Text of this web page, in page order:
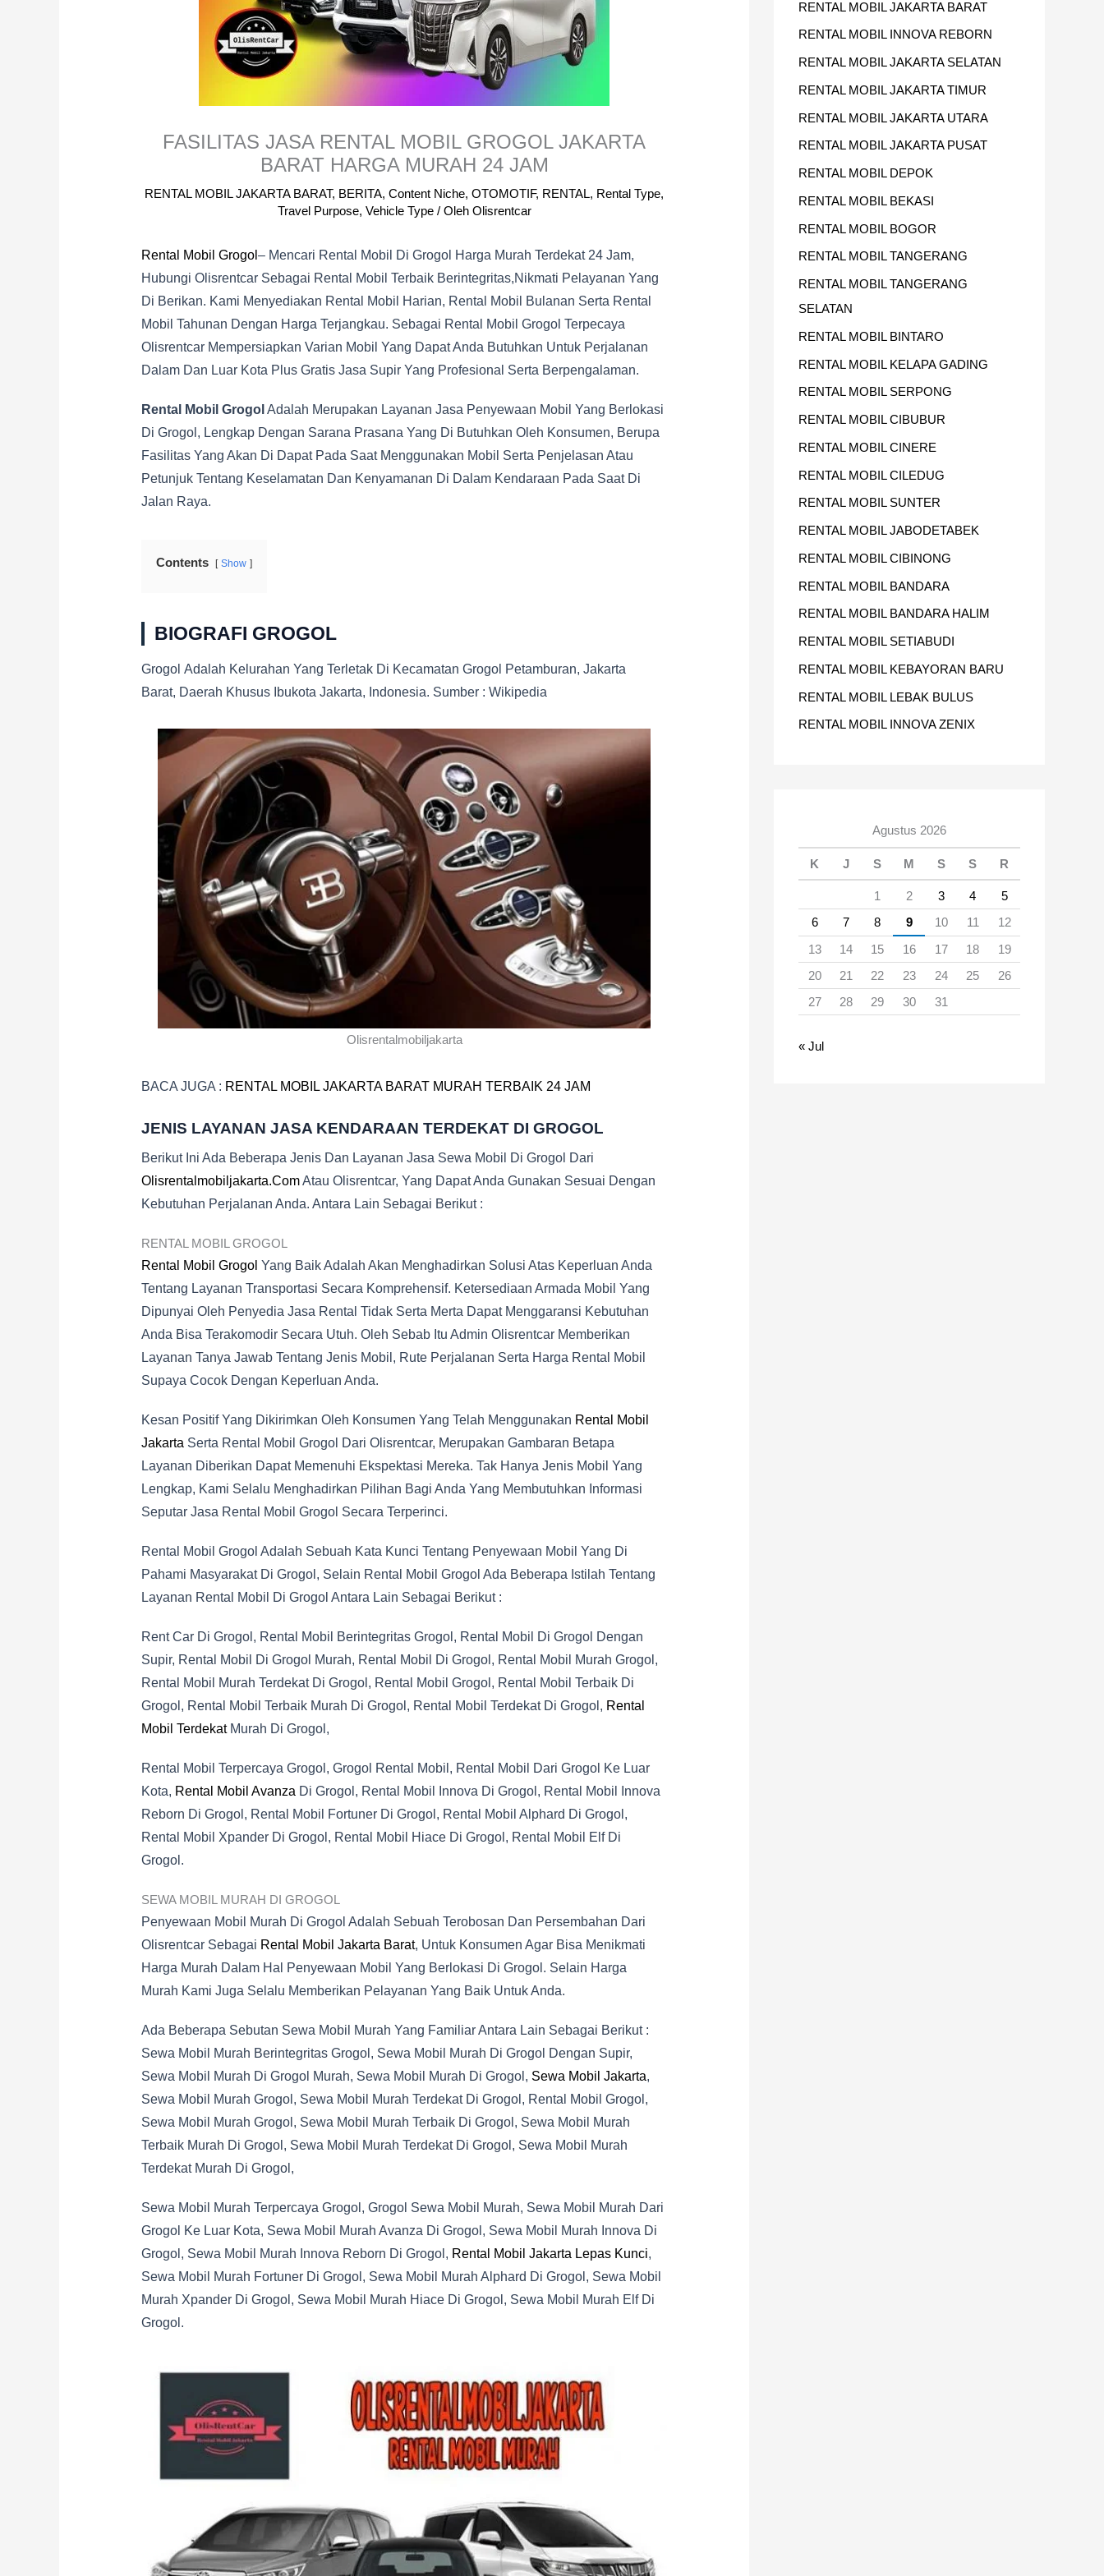
FASILITAS JASA RENTAL MOBIL GROGOL JAKARTA
BARAT HARGA MURAH 24 JAM
RENTAL MOBIL JAKARTA BARAT, BERITA, Content Niche, OTOMOTIF, RENTAL, Rental Type,
Travel Purpose, Vehicle Type/ Oleh Olisrentcar
Rental Mobil Grogol– Mencari Rental Mobil Di Grogol Harga Murah Terdekat 24 Jam,
Hubungi Olisrentcar Sebagai Rental Mobil Terbaik Berintegritas,nikmati Pelayanan Yang
Di Berikan. Kami Menyediakan Rental Mobil Harian, Rental Mobil Bulanan Serta Rental
Mobil Tahunan Dengan Harga Terjangkau. Sebagai Rental Mobil Grogol Terpecaya
Olisrentcar Mempersiapkan Varian Mobil Yang Dapat Anda Butuhkan Untuk Perjalanan
Dalam Dan Luar Kota Plus Gratis Jasa Supir Yang Profesional Serta Berpengalaman.
Rental Mobil Grogol Adalah Merupakan Layanan Jasa Penyewaan Mobil Yang Berlokasi
Di Grogol, Lengkap Dengan Sarana Prasana Yang Di Butuhkan Oleh Konsumen, Berupa
Fasilitas Yang Akan Di Dapat Pada Saat Menggunakan Mobil Serta Penjelasan Atau
Petunjuk Tentang Keselamatan Dan Kenyamanan Di Dalam Kendaraan Pada Saat Di
Jalan Raya.
Contents Show
BIOGRAFI GROGOL
Grogol Adalah Kelurahan Yang Terletak Di Kecamatan Grogol Petamburan, Jakarta
Barat, Daerah Khusus Ibukota Jakarta, Indonesia. Sumber : Wikipedia
Olisrentalmobiljakarta
BACA JUGA : RENTAL MOBIL JAKARTA BARAT MURAH TERBAIK 24 JAM
JENIS LAYANAN JASA KENDARAAN TERDEKAT DI GROGOL
Berikut Ini Ada Beberapa Jenis Dan Layanan Jasa Sewa Mobil Di Grogol Dari
Olisrentalmobiljakarta.comAtau Olisrentcar, Yang Dapat Anda Gunakan Sesuai Dengan
Kebutuhan Perjalanan Anda. Antara Lain Sebagai Berikut :
RENTAL MOBIL GROGOL
Rental Mobil Grogol Yang Baik Adalah Akan Menghadirkan Solusi Atas Keperluan Anda
Tentang Layanan Transportasi Secara Komprehensif. Ketersediaan Armada Mobil Yang
Dipunyai Oleh Penyedia Jasa Rental Tidak Serta Merta Dapat Menggaransi Kebutuhan
Anda Bisa Terakomodir Secara Utuh. Oleh Sebab Itu Admin Olisrentcar Memberikan
Layanan Tanya Jawab Tentang Jenis Mobil, Rute Perjalanan Serta Harga Rental Mobil
Supaya Cocok Dengan Keperluan Anda.
Kesan Positif Yang Dikirimkan Oleh Konsumen Yang Telah Menggunakan Rental Mobil
Jakarta Serta Rental Mobil Grogol Dari Olisrentcar, Merupakan Gambaran Betapa
Layanan Diberikan Dapat Memenuhi Ekspektasi Mereka. Tak Hanya Jenis Mobil Yang
Lengkap, Kami Selalu Menghadirkan Pilihan Bagi Anda Yang Membutuhkan Informasi
Seputar Jasa Rental Mobil Grogol Secara Terperinci.
Rental Mobil Grogol Adalah Sebuah Kata Kunci Tentang Penyewaan Mobil Yang Di
Pahami Masyarakat Di Grogol, Selain Rental Mobil Grogol Ada Beberapa Istilah Tentang
Layanan Rental Mobil Di Grogol Antara Lain Sebagai Berikut :
Rent Car Di Grogol, Rental Mobil Berintegritas Grogol, Rental Mobil Di Grogol Dengan
Supir, Rental Mobil Di Grogol Murah, Rental Mobil Di Grogol, Rental Mobil Murah Grogol,
Rental Mobil Murah Terdekat Di Grogol, Rental Mobil Grogol, Rental Mobil Terbaik Di
Grogol, Rental Mobil Terbaik Murah Di Grogol, Rental Mobil Terdekat Di Grogol, Rental
Mobil TerdekatMurah Di Grogol,
Rental Mobil Terpercaya Grogol, Grogol Rental Mobil, Rental Mobil Dari Grogol Ke Luar
Kota, Rental Mobil Avanza Di Grogol, Rental Mobil Innova Di Grogol, Rental Mobil Innova
Reborn Di Grogol, Rental Mobil Fortuner Di Grogol, Rental Mobil Alphard Di Grogol,
Rental Mobil Xpander Di Grogol, Rental Mobil Hiace Di Grogol, Rental Mobil Elf Di
Grogol.
SEWA MOBIL MURAH DI GROGOL
Penyewaan Mobil Murah Di Grogol Adalah Sebuah Terobosan Dan Persembahan Dari
Olisrentcar Sebagai Rental Mobil Jakarta Barat, Untuk Konsumen Agar Bisa Menikmati
Harga Murah Dalam Hal Penyewaan Mobil Yang Berlokasi Di Grogol. Selain Harga
Murah Kami Juga Selalu Memberikan Pelayanan Yang Baik Untuk Anda.
Ada Beberapa Sebutan Sewa Mobil Murah Yang Familiar Antara Lain Sebagai Berikut :
Sewa Mobil Murah Berintegritas Grogol, Sewa Mobil Murah Di Grogol Dengan Supir,
Sewa Mobil Murah Di Grogol Murah, Sewa Mobil Murah Di Grogol, Sewa Mobil Jakarta,
Sewa Mobil Murah Grogol, Sewa Mobil Murah Terdekat Di Grogol, Rental Mobil Grogol,
Sewa Mobil Murah Grogol, Sewa Mobil Murah Terbaik Di Grogol, Sewa Mobil Murah
Terbaik Murah Di Grogol, Sewa Mobil Murah Terdekat Di Grogol, Sewa Mobil Murah
Terdekat Murah Di Grogol,
Sewa Mobil Murah Terpercaya Grogol, Grogol Sewa Mobil Murah, Sewa Mobil Murah Dari
Grogol Ke Luar Kota, Sewa Mobil Murah Avanza Di Grogol, Sewa Mobil Murah Innova Di
Grogol, Sewa Mobil Murah Innova Reborn Di Grogol, Rental Mobil Jakarta Lepas Kunci,
Sewa Mobil Murah Fortuner Di Grogol, Sewa Mobil Murah Alphard Di Grogol, Sewa Mobil
Murah Xpander Di Grogol, Sewa Mobil Murah Hiace Di Grogol, Sewa Mobil Murah Elf Di
Grogol.
RENTAL MOBIL JAKARTA BARAT
RENTAL MOBIL INNOVA REBORN
RENTAL MOBIL JAKARTA SELATAN
RENTAL MOBIL JAKARTA TIMUR
RENTAL MOBIL JAKARTA UTARA
RENTAL MOBIL JAKARTA PUSAT
RENTAL MOBIL DEPOK
RENTAL MOBIL BEKASI
RENTAL MOBIL BOGOR
RENTAL MOBIL TANGERANG
RENTAL MOBIL TANGERANG
SELATAN
RENTAL MOBIL BINTARO
RENTAL MOBIL KELAPA GADING
RENTAL MOBIL SERPONG
RENTAL MOBIL CIBUBUR
RENTAL MOBIL CINERE
RENTAL MOBIL CILEDUG
RENTAL MOBIL SUNTER
RENTAL MOBIL JABODETABEK
RENTAL MOBIL CIBINONG
RENTAL MOBIL BANDARA
RENTAL MOBIL BANDARA HALIM
RENTAL MOBIL SETIABUDI
RENTAL MOBIL KEBAYORAN BARU
RENTAL MOBIL LEBAK BULUS
RENTAL MOBIL INNOVA ZENIX
Agustus 2026
K J S M S S R
1 2 3 4
5
6
7 8 9 10 11
12
13
14 15 16 17 18
19
20
21 22 23 24 25
26
27
28 29 30 31
« Jul